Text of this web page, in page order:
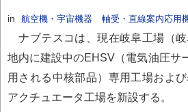
in 航空機・宇宙機器 軸受・直線案内応用
ナブテスコは、現在岐阜工場（
地内に建設中のEHSV（電気油圧サ
用される中核部品）専用工場および
アクチュエータ工場を新設する。